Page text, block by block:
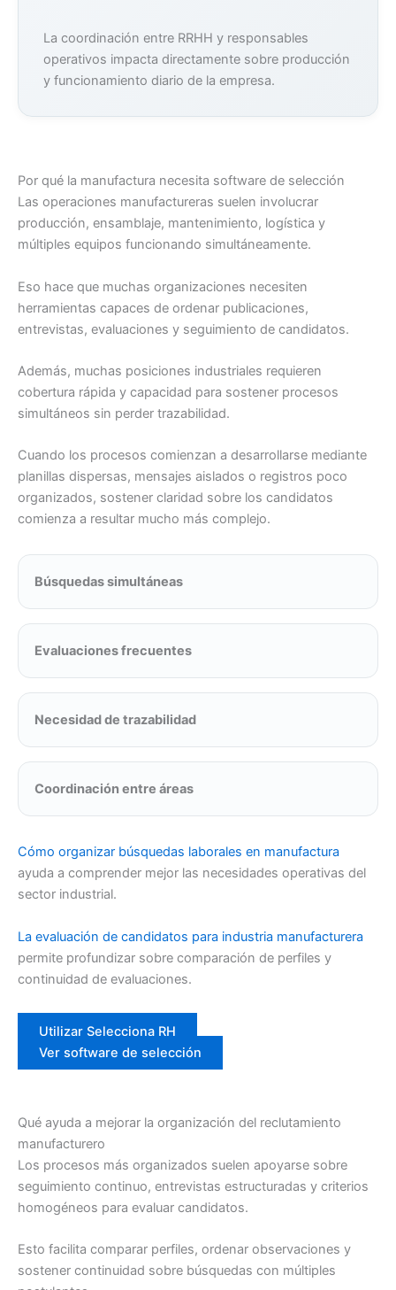
La coordinación entre RRHH y responsables
operativos impacta directamente sobre producción
y funcionamiento diario de la empresa.
Por qué la manufactura necesita software de selección
Las operaciones manufactureras suelen involucrar
producción, ensamblaje, mantenimiento, logística y
múltiples equipos funcionando simultáneamente.
Eso hace que muchas organizaciones necesiten
herramientas capaces de ordenar publicaciones,
entrevistas, evaluaciones y seguimiento de candidatos.
Además, muchas posiciones industriales requieren
cobertura rápida y capacidad para sostener procesos
simultáneos sin perder trazabilidad.
Cuando los procesos comienzan a desarrollarse mediante
planillas dispersas, mensajes aislados o registros poco
organizados, sostener claridad sobre los candidatos
comienza a resultar mucho más complejo.
Búsquedas simultáneas
Evaluaciones frecuentes
Necesidad de trazabilidad
Coordinación entre áreas
Cómo organizar búsquedas laborales en manufactura
ayuda a comprender mejor las necesidades operativas del
sector industrial.
La evaluación de candidatos para industria manufacturera
permite profundizar sobre comparación de perfiles y
continuidad de evaluaciones.
Utilizar Selecciona RH
Ver software de selección
Qué ayuda a mejorar la organización del reclutamiento
manufacturero
Los procesos más organizados suelen apoyarse sobre
seguimiento continuo, entrevistas estructuradas y criterios
homogéneos para evaluar candidatos.
Esto facilita comparar perfiles, ordenar observaciones y
sostener continuidad sobre búsquedas con múltiples